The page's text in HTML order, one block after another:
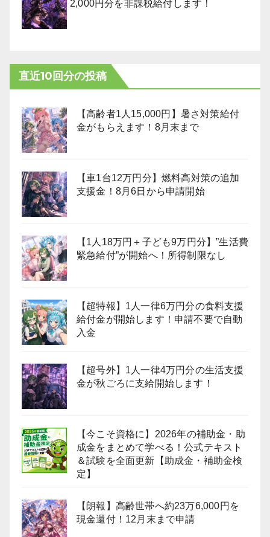
2,000円分を非課税給付します！
直近10回分の投稿
【高齢者1人15,000円】暑さ対策給付
金がもらえます！8月末まで
【車1台12万円分】燃料高対策の追加
支援金！8月6日から申請開始
【1人18万円＋子ども9万円分】”生活費
緊急給付”が開始へ！所得制限なし
【超特報】1人一律6万円分の食料支援
給付金が開始します！申請不要で自動
入金
【超号外】1人一律4万円分の生活支援
金が秋ごろに支給開始します！
【今こそ資格に】2026年の補助金・助
成金をまとめて学べる！公式テキスト
＆試験を全面更新【助成金・補助金検
定】
【朗報】高齢世帯へ約23万6,000円を
現金還付！12月末まで申請